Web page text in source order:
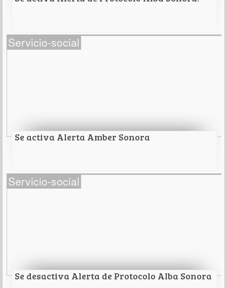
Se activa Alerta de Protocolo Alba Sonora.
Leer Más
Servicio-social
Se activa Alerta Amber Sonora
Se activa Alerta Amber Sonora
Leer Más
Servicio-social
Se desactiva Alerta de Protocolo Alba Sonora